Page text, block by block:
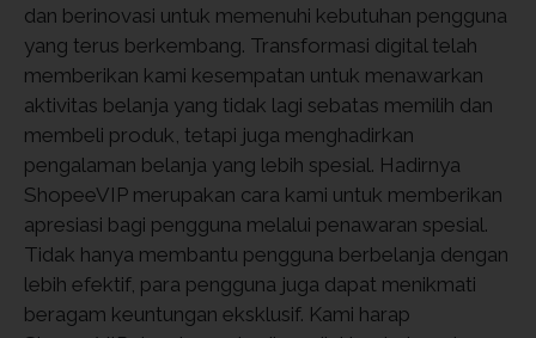
dan berinovasi untuk memenuhi kebutuhan pengguna
yang terus berkembang. Transformasi digital telah
memberikan kami kesempatan untuk menawarkan
aktivitas belanja yang tidak lagi sebatas memilih dan
membeli produk, tetapi juga menghadirkan
pengalaman belanja yang lebih spesial. Hadirnya
ShopeeVIP merupakan cara kami untuk memberikan
apresiasi bagi pengguna melalui penawaran spesial.
Tidak hanya membantu pengguna berbelanja dengan
lebih efektif, para pengguna juga dapat menikmati
beragam keuntungan eksklusif. Kami harap